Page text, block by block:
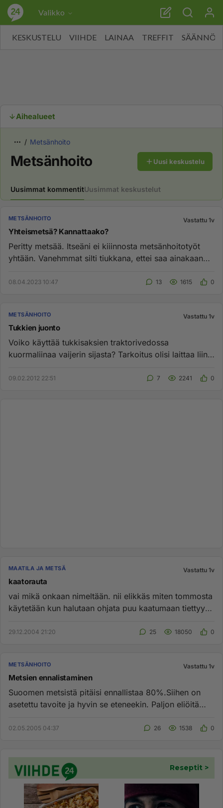
Valikko
KESKUSTELU VIIHDE LAINAA TREFFIT SÄÄNNÖT
Aihealueet
Metsänhoito
Metsänhoito Uusi keskustelu
Uusimmat kommentitUusimmat keskustelut
METSÄNHOITO Vastattu 1v
Yhteismetsä? Kannattaako?
Peritty metsää. Itseäni ei kiiinnosta metsänhoitotyöt
yhtään. Vanehmmat silti tiukkana, ettei saa ainakaan
08.04.2023 10:47 13 1615 0
METSÄNHOITO Vastattu 1v
Tukkien juonto
Voiko käyttää tukkisaksien traktorivedossa
kuormaliinaa vaijerin sijasta? Tarkoitus olisi laittaa liina
09.02.2012 22:51 7 2241 0
MAATILA JA METSÄ Vastattu 1v
kaatorauta
vai mikä onkaan nimeltään. nii elikkäs miten tommosta
käytetään kun halutaan ohjata puu kaatumaan tiettyyn
29.12.2004 21:20 25 18050 0
METSÄNHOITO Vastattu 1v
Metsien ennalistaminen
Suoomen metsistä pitäisi ennallistaa 80%.Siihen on
asetettu tavoite ja hyvin se eteneekin. Paljon eliöitä
02.05.2005 04:37 26 1538 0